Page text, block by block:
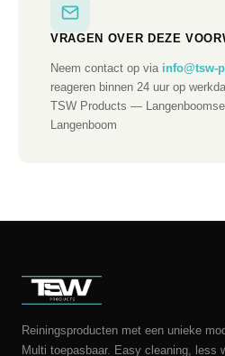
VRAGEN OVER DEZE
Neem contact op via info@tsw-
reageren binnen 24 uur op
TSW Products —
Langenboom
Reiningsproducten met een unieke
Multi toepasbaar. Easy cleaning, less